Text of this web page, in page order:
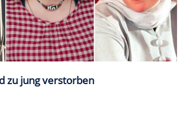
zu jung verstorben